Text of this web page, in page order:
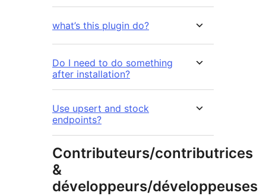
what’s this plugin do?
Do I need to do something
after installation?
Use upsert and stock
endpoints?
Contributeurs/contributrices
&
développeurs/développeuses